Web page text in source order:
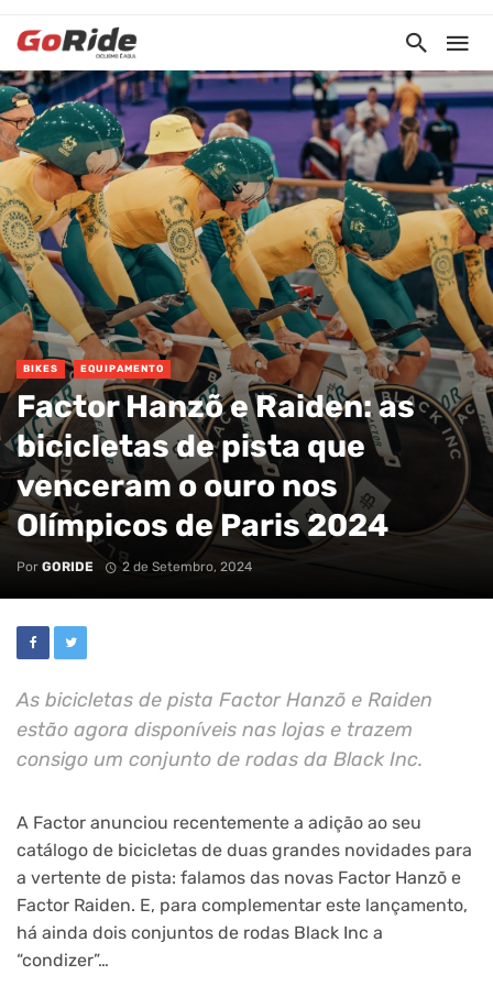
BIKES EQUIPAMENTO
Factor Hanzõ e Raiden: as
bicicletas de pista que
venceram o ouro nos
Olímpicos de Paris 2024
Por GORIDE 2 de Setembro, 2024
As bicicletas de pista Factor Hanzõ e Raiden
estão agora disponíveis nas lojas e trazem
consigo um conjunto de rodas da Black Inc.
A Factor anunciou recentemente a adição ao seu
catálogo de bicicletas de duas grandes novidades para
a vertente de pista: falamos das novas Factor Hanzõ e
Factor Raiden. E, para complementar este lançamento,
há ainda dois conjuntos de rodas Black Inc a
“condizer”…